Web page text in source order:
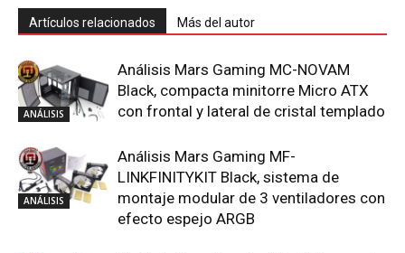
Artículos relacionados Más del autor
ANÁLISIS
Análisis Mars Gaming MC-NOVAM
Black, compacta minitorre Micro ATX
con frontal y lateral de cristal templado
ANÁLISIS
Análisis Mars Gaming MF-
LINKFINITYKIT Black, sistema de
montaje modular de 3 ventiladores con
efecto espejo ARGB